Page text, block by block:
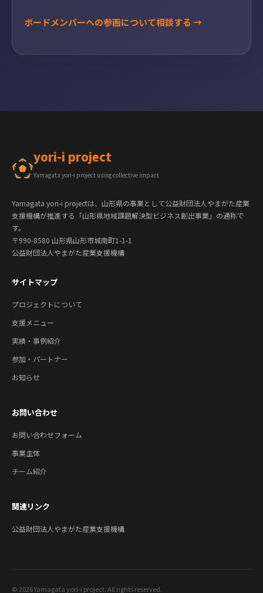
ボードメンバーへの参画について相談する →
yori-i project
Yamagata yori-i project using collective impact
Yamagata yori-i projectは、山形県の事業として公益財団法人やまがた産業
支援機構が推進する「山形県地域課題解決型ビジネス創出事業」の通称で
す。
〒990-8580 山形県山形市城南町1-1-1
公益財団法人やまがた産業支援機構
サイトマップ
プロジェクトについて
支援メニュー
実績・事例紹介
参加・パートナー
お知らせ
お問い合わせ
お問い合わせフォーム
事業主体
チーム紹介
関連リンク
公益財団法人やまがた産業支援機構
© 2026 Yamagata yori-i project. All rights reserved.